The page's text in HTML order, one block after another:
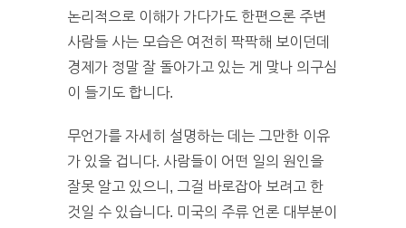
논리적으로 이해가 가다가도 한편으론 주변
사람들 사는 모습은 여전히 팍팍해 보이던데
경제가 정말 잘 돌아가고 있는 게 맞나 의구심
이 들기도 합니다.
무언가를 자세히 설명하는 데는 그만한 이유
가 있을 겁니다. 사람들이 어떤 일의 원인을
잘못 알고 있으니, 그걸 바로잡아 보려고 한
것일 수 있습니다. 미국의 주류 언론 대부분이